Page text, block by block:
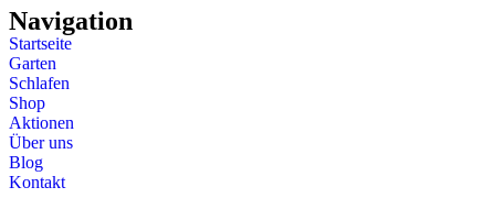
Navigation
Startseite
Garten
Schlafen
Shop
Aktionen
Über uns
Blog
Kontakt